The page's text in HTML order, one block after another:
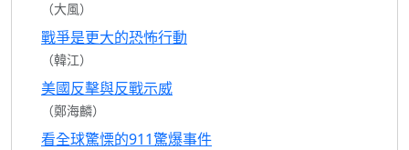
（大風）
戰爭是更大的恐怖行動
（韓江）
美國反擊與反戰示威
（鄭海麟）
看全球驚慄的911驚爆事件